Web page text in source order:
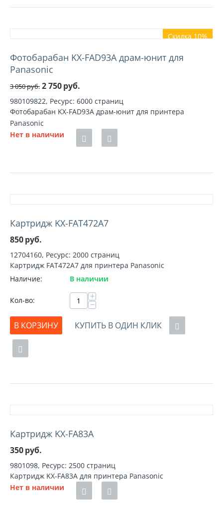
Скидка 10%
Фотобарабан KX-FAD93A драм-юнит для
Panasonic
3 050руб. 2 750руб.
980109822, Ресурс: 6000 страниц
Фотобарабан KX-FAD93A драм-юнит для принтера
Panasonic
Нет в наличии
Картридж KX-FAT472A7
850руб.
12704160, Ресурс: 2000 страниц
Картридж FAT472A7 для принтера Panasonic
Наличие:
В наличии
Кол-во: +
−
В КОРЗИНУ
КУПИТЬ В ОДИН КЛИК
Картридж KX-FA83A
350руб.
9801098, Ресурс: 2500 страниц
Картридж KX-FA83A для принтера Panasonic
Нет в наличии